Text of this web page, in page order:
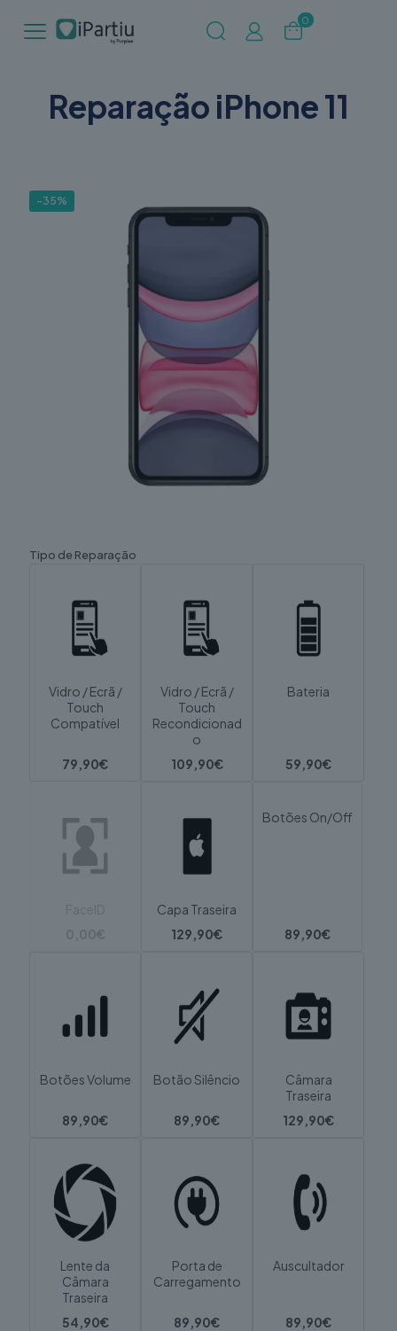
0
Reparação iPhone 11
-35%
Tipo de Reparação
Vidro / Ecrã /
Touch
Compatível
79,90€
Vidro / Ecrã /
Touch
Recondicionad
o
109,90€
Bateria
59,90€
Capa Traseira
129,90€
Botões On/Off
89,90€
Botões Volume
89,90€
Botão Silêncio
89,90€
Câmara
Traseira
129,90€
Lente da
Câmara
Traseira
54,90€
Porta de
Carregamento
89,90€
Auscultador
89,90€